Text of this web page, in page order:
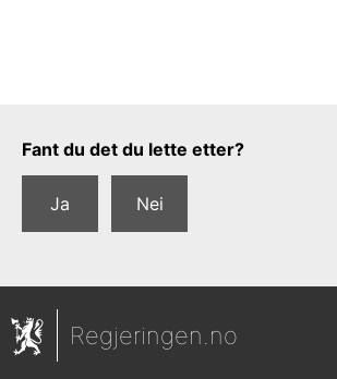
Tilbakemeldingsskjema
Fant du det du lette etter?
Ja Nei
Regjeringen.no